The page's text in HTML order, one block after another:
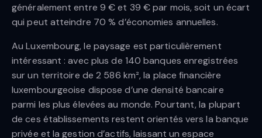
généralement entre 9 € et 39 € par mois, soit un écart
qui peut atteindre 70 % d’économies annuelles.
Au Luxembourg, le paysage est particulièrement
intéressant : avec plus de 140 banques enregistrées
sur un territoire de 2 586 km², la place financière
luxembourgeoise dispose d’une densité bancaire
parmi les plus élevées au monde. Pourtant, la plupart
de ces établissements restent orientés vers la banque
privée et la gestion d’actifs, laissant un espace